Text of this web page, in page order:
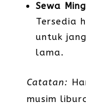
Sewa
Tersedia
untuk
lama.
Catatan:
musim